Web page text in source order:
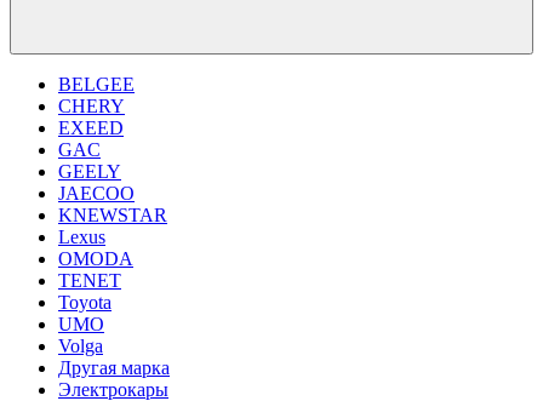
BELGEE
CHERY
EXEED
GAC
GEELY
JAECOO
KNEWSTAR
Lexus
OMODA
TENET
Toyota
UMO
Volga
Другая марка
Электрокары